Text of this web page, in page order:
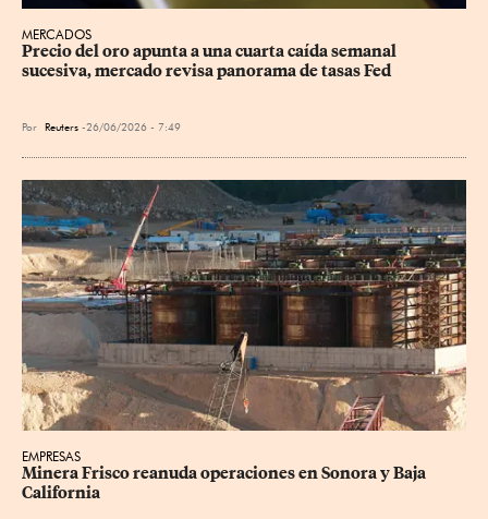
MERCADOS
Precio del oro apunta a una cuarta caída semanal
sucesiva, mercado revisa panorama de tasas Fed
Por Reuters 26/06/2026 - 7:49
EMPRESAS
Minera Frisco reanuda operaciones en Sonora y Baja
California